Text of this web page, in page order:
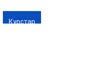
Курстар